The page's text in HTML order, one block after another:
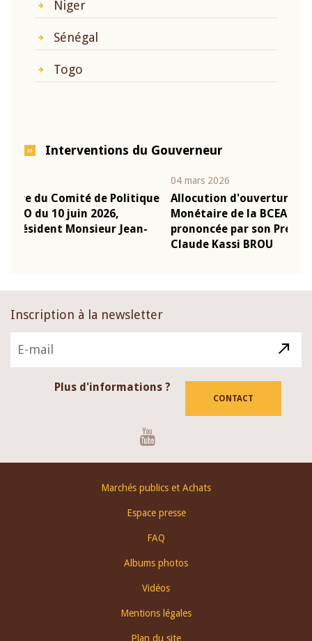
Niger
Sénégal
Togo
Interventions du Gouverneur
Allocution d'ouverture du Comité de Politique
Monétaire de la BCEAO du 4 mars 2026,
prononcée par son Président Monsieur Jean-
Inscription à la newsletter
Plus d'informations ?
CONTACT
Marchés publics et Achats
Espace presse
FAQ
Albums photos
Vidéos
Mentions légales
Plan du site